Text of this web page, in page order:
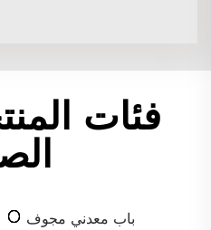
فئات
باب معدني مجوف